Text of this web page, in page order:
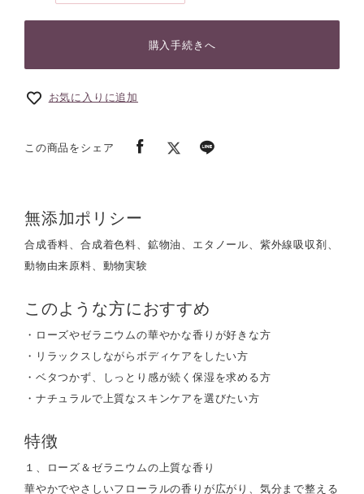
購入手続きへ
お気に入りに追加
この商品をシェア
無添加ポリシー
合成香料、合成着色料、鉱物油、エタノール、紫外線吸収剤、
動物由来原料、動物実験
このような方におすすめ
・ローズやゼラニウムの華やかな香りが好きな方
・リラックスしながらボディケアをしたい方
・ベタつかず、しっとり感が続く保湿を求める方
・ナチュラルで上質なスキンケアを選びたい方
特徴
１、ローズ＆ゼラニウムの上質な香り
華やかでやさしいフローラルの香りが広がり、気分まで整える